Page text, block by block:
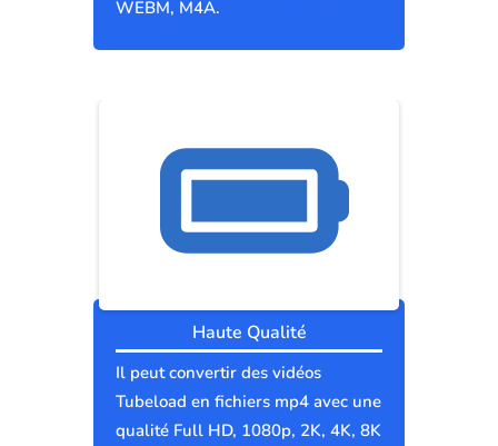
WEBM, M4A.
Haute Qualité
Il peut convertir des vidéos
Tubeload en fichiers mp4 avec une
qualité Full HD, 1080p, 2K, 4K, 8K